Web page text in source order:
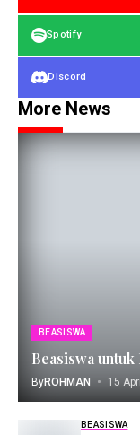
Spotify
Discord
More News
BEASISWA
Beasiswa untuk
ByROHMAN 15
BEASISWA